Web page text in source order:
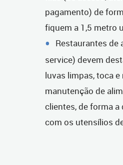
pagamento) de
fiquem a 1,5 metro
Restaurantes de
service) devem
luvas limpas, toca
manutenção de
clientes, de forma
com os utensílios